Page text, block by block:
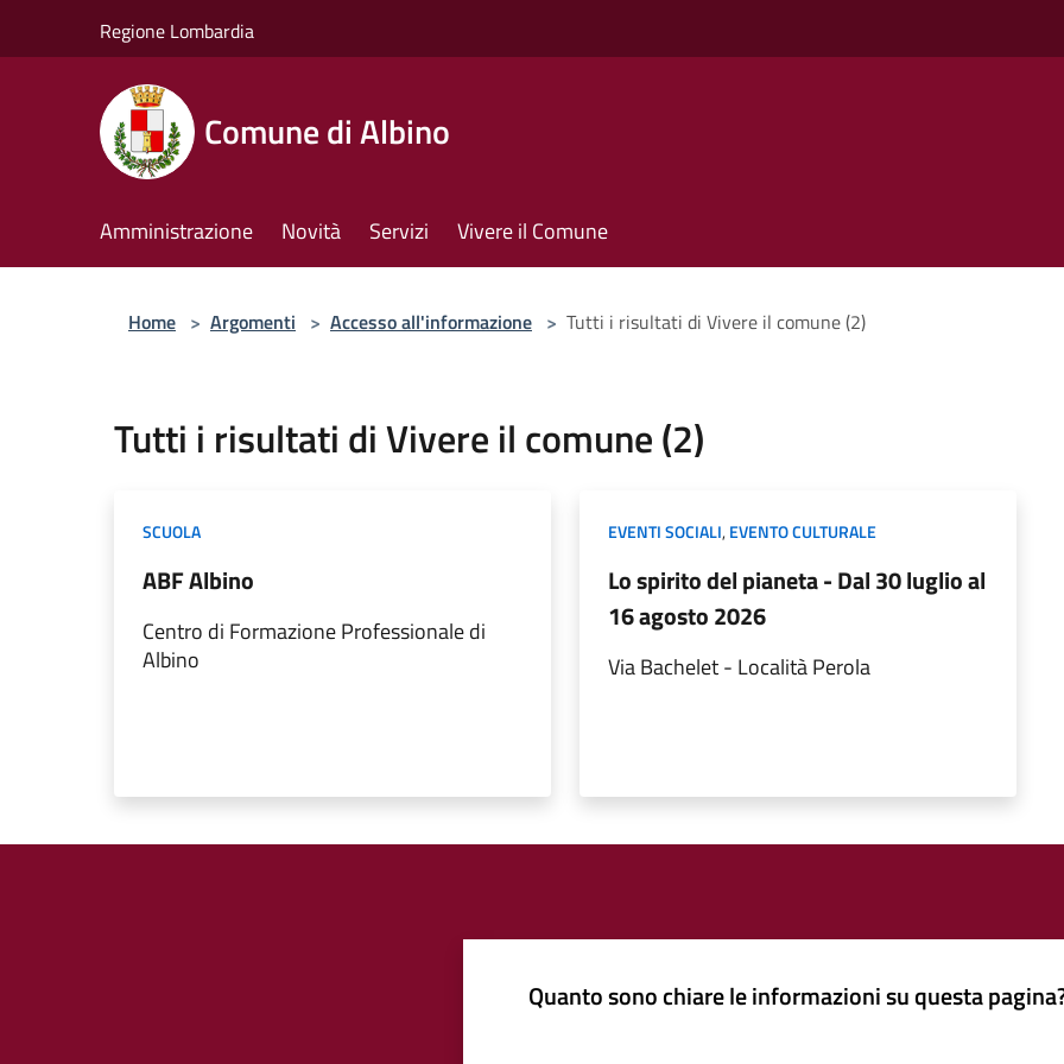
Regione Lombardia
Comune di Albino
Amministrazione Novità Servizi Vivere il Comune
Home > Argomenti > Accesso all'informazione > Tutti i risultati di Vivere il comune (2)
Tutti i risultati di Vivere il comune (2)
SCUOLA
ABF Albino
Centro di Formazione Professionale di
Albino
EVENTI SOCIALI,EVENTO CULTURALE
Lo spirito del pianeta - Dal 30 luglio al
16 agosto 2026
Via Bachelet - Località Perola
Quanto sono chiare le informazioni su questa